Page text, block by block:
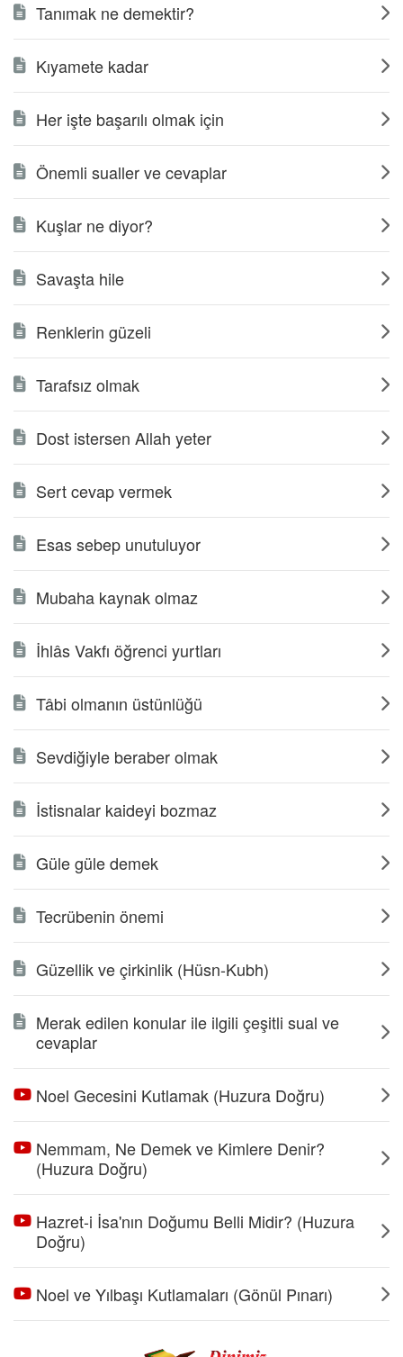
Tanımak ne demektir?
Kıyamete kadar
Her işte başarılı olmak için
Önemli sualler ve cevaplar
Kuşlar ne diyor?
Savaşta hile
Renklerin güzeli
Tarafsız olmak
Dost istersen Allah yeter
Sert cevap vermek
Esas sebep unutuluyor
Mubaha kaynak olmaz
İhlâs Vakfı öğrenci yurtları
Tâbi olmanın üstünlüğü
Sevdiğiyle beraber olmak
İstisnalar kaideyi bozmaz
Güle güle demek
Tecrübenin önemi
Güzellik ve çirkinlik (Hüsn-Kubh)
Merak edilen konular ile ilgili çeşitli sual ve
cevaplar
Noel Gecesini Kutlamak (Huzura Doğru)
Nemmam, Ne Demek ve Kimlere Denir?
(Huzura Doğru)
Hazret-i İsa'nın Doğumu Belli Midir? (Huzura
Doğru)
Noel ve Yılbaşı Kutlamaları (Gönül Pınarı)